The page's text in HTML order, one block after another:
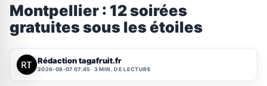
Montpellier : 12 soirées
gratuites sous les étoiles
Rédaction tagafruit.fr
2026-08-07 07:45 3 MIN. DE LECTURE